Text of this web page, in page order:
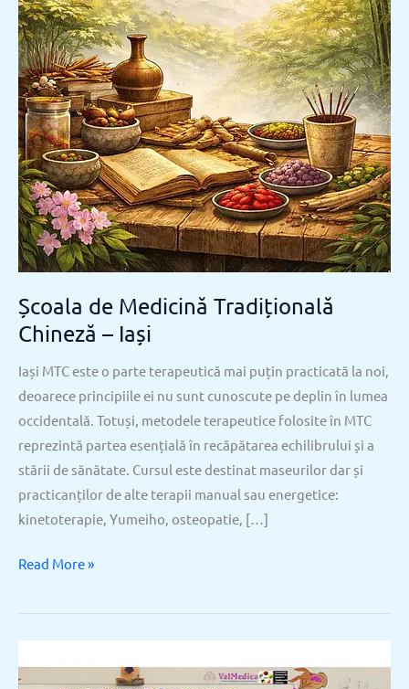
Școala de Medicină Tradițională
Chineză – Iași
Iași MTC este o parte terapeutică mai puțin practicată la noi,
deoarece principiile ei nu sunt cunoscute pe deplin în lumea
occidentală. Totuși, metodele terapeutice folosite în MTC
reprezintă partea esențială în recăpătarea echilibrului și a
stării de sănătate. Cursul este destinat maseurilor dar și
practicanților de alte terapii manual sau energetice:
kinetoterapie, Yumeiho, osteopatie, […]
Chineză
–
Iași
Read More »
echilibrului